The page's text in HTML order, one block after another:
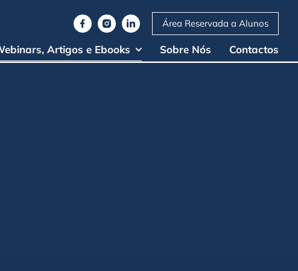
Área Reservada a Alunos
Artigos e Ebooks Sobre Nós Contactos